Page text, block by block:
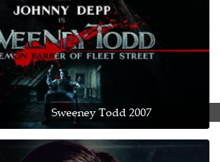
Sweeney Todd 2007